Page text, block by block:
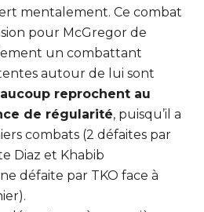
mentalement. Ce combat
pour McGregor de
un combattant
autour de lui sont
reprochent au
de régularité, puisqu’il a
combats (2 défaites par
Diaz et Khabib
défaite par TKO face à